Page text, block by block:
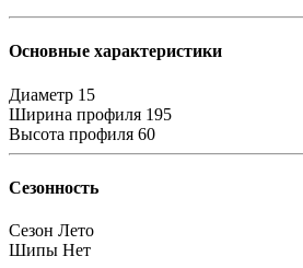
Основные характеристики
Диаметр 15
Ширина профиля 195
Высота профиля 60
Сезонность
Сезон Лето
Шипы Нет